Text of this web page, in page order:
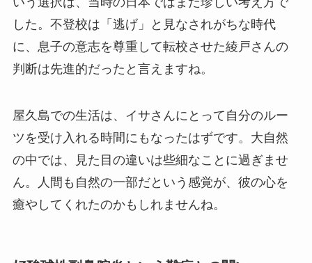
した。不登校は「逃げ」と見なされがちな時代
に、息子の意志を尊重して転校させた綾戸さんの
判断は先進的だったと言えますね。
屋久島での生活は、イサさんにとって自分のルー
ツを受け入れる時間にもなったはずです。大自然
の中では、見た目の違いは些細なことに過ぎませ
ん。人間も自然の一部だという感覚が、彼の心を
癒やしてくれたのかもしれませんね。